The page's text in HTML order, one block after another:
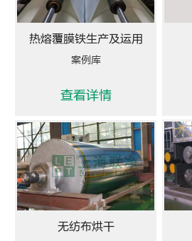
热熔覆膜铁生产及运用
案例库
查看详情
无纺布烘干